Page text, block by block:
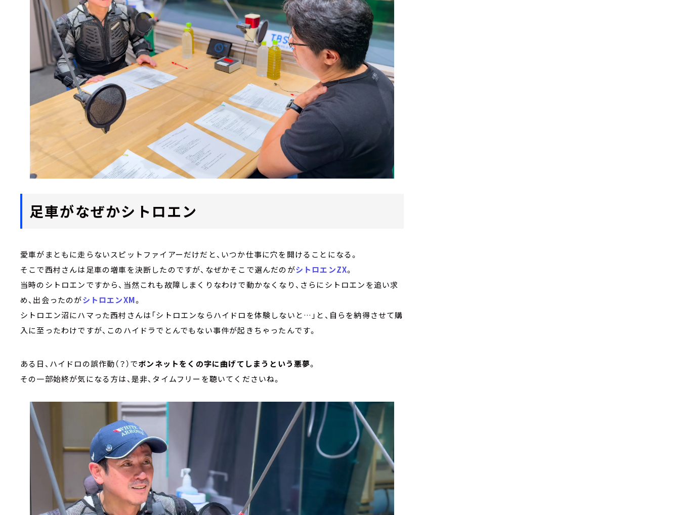
足車がなぜかシトロエン
愛車がまともに走らないスピットファイアーだけだと、いつか仕事に穴を開けることになる。
そこで西村さんは足車の増車を決断したのですが、なぜかそこで選んだのがシトロエンZX。
当時のシトロエンですから、当然これも故障しまくりなわけで動かなくなり、さらにシトロエンを追い求
め、出会ったのがシトロエンXM。
シトロエン沼にハマった西村さんは「シトロエンならハイドロを体験しないと…」と、自らを納得させて購
入に至ったわけですが、このハイドラでとんでもない事件が起きちゃったんです。
ある日、ハイドロの誤作動（？）でボンネットをくの字に曲げてしまうという悪夢。
その一部始終が気になる方は、是非、タイムフリーを聴いてくださいね。